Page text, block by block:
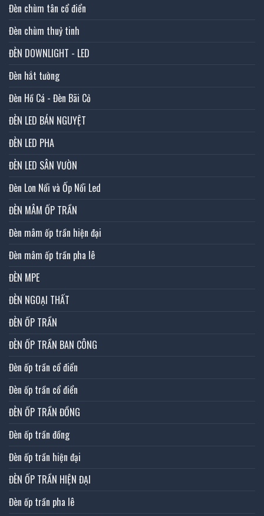
Đèn chùm tân cổ điển
Đèn chùm thuỷ tinh
ĐÈN DOWNLIGHT - LED
Đèn hắt tường
Đèn Hồ Cá - Đèn Bãi Cỏ
ĐÈN LED BÁN NGUYỆT
ĐÈN LED PHA
ĐÈN LED SÂN VƯỜN
Đèn Lon Nổi và Ốp Nổi Led
ĐÈN MÂM ỐP TRẦN
Đèn mâm ốp trần hiện đại
Đèn mâm ốp trần pha lê
ĐÈN MPE
ĐÈN NGOẠI THẤT
ĐÈN ỐP TRẦN
ĐÈN ỐP TRẦN BAN CÔNG
Đèn ốp trần cổ điển
Đèn ốp trần cổ điển
ĐÈN ỐP TRẦN ĐỒNG
Đèn ốp trần đồng
Đèn ốp trần hiện đại
ĐÈN ỐP TRẦN HIỆN ĐẠI
Đèn ốp trần pha lê